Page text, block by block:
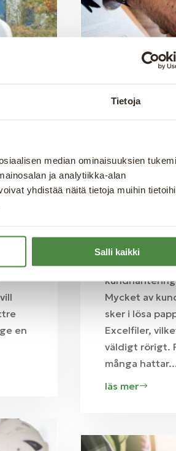
Tietoja
median ominaisuuksien
ja analytiikka-alan
yhdistää näitä tietoja muihin
Salli kaikki
en
Varför är
viktigt
10.10.2024
För många
företag inom
Mycket av
sker i lösa
Excelfiler,
väldigt rörigt.
många
läs mer